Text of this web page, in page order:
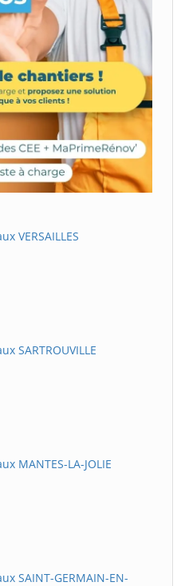
VERSAILLES
SARTROUVILLE
MANTES-LA-JOLIE
SAINT-GERMAIN-EN-